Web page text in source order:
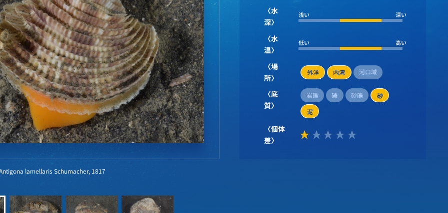
〈水
深〉
浅い 深い
〈水
温〉
低い 高い
〈場
所〉
外洋 内湾 河口域
〈底
質〉
岩礁 礫 砂礫
砂
泥
〈個体
差〉
lamellaris Schumacher, 1817